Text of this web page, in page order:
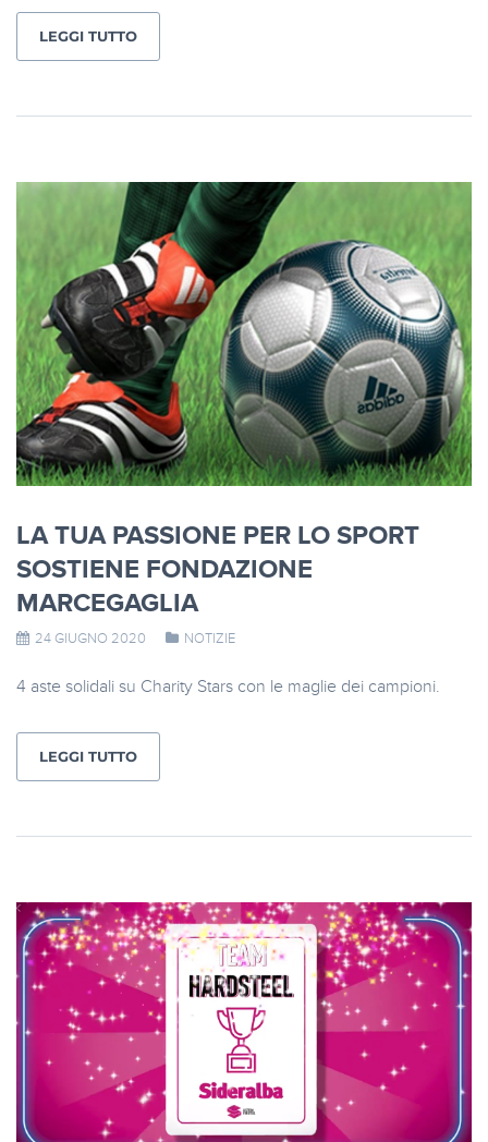
LEGGI TUTTO
LA TUA PASSIONE PER LO SPORT
SOSTIENE FONDAZIONE
MARCEGAGLIA
24 GIUGNO 2020 NOTIZIE
4 aste solidali su Charity Stars con le maglie dei campioni.
LEGGI TUTTO